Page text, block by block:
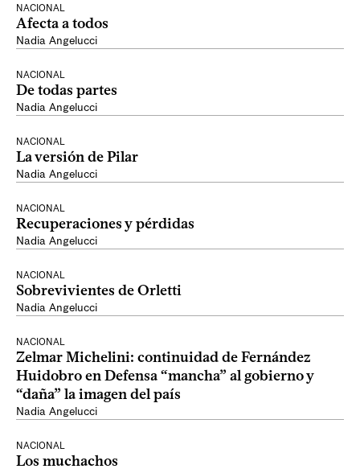
NACIONAL
Afecta a todos
Nadia Angelucci
NACIONAL
De todas partes
Nadia Angelucci
NACIONAL
La versión de Pilar
Nadia Angelucci
NACIONAL
Recuperaciones y pérdidas
Nadia Angelucci
NACIONAL
Sobrevivientes de Orletti
Nadia Angelucci
NACIONAL
Zelmar Michelini: continuidad de Fernández
Huidobro en Defensa “mancha” al gobierno y
“daña” la imagen del país
Nadia Angelucci
NACIONAL
Los muchachos